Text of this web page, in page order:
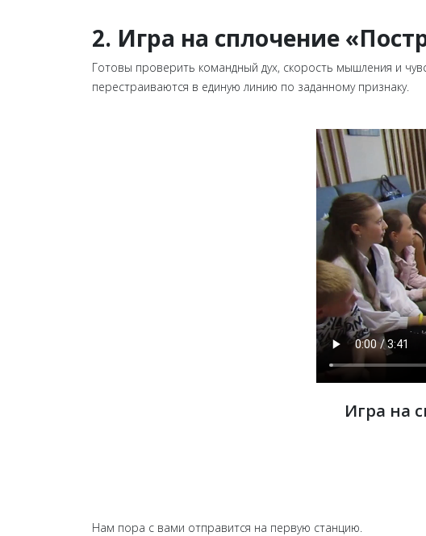
2. Игра на сплочение
Готовы проверить командный дух, скорость мышления и
перестраиваются в единую линию по заданному признаку.
Игра на
Нам пора с вами отправится на первую станцию.